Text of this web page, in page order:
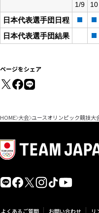
1/9 10
日本代表選手団日程
日本代表選手団結果
ページをシェア
HOME 大会 ユースオリンピック競技大
よくあるご質問 お問い合わせ リ